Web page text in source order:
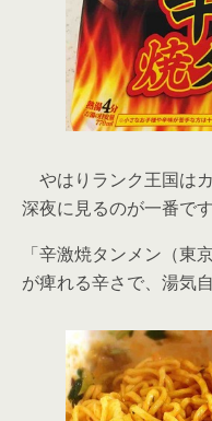
やはりランク王国は
深夜に見るのが一番です
「辛激焼タンメン（東
が痺れる辛さで、湯気